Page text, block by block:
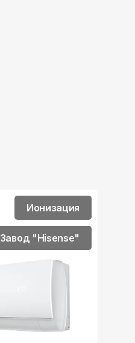
Ионизация
Завод "Hisense"